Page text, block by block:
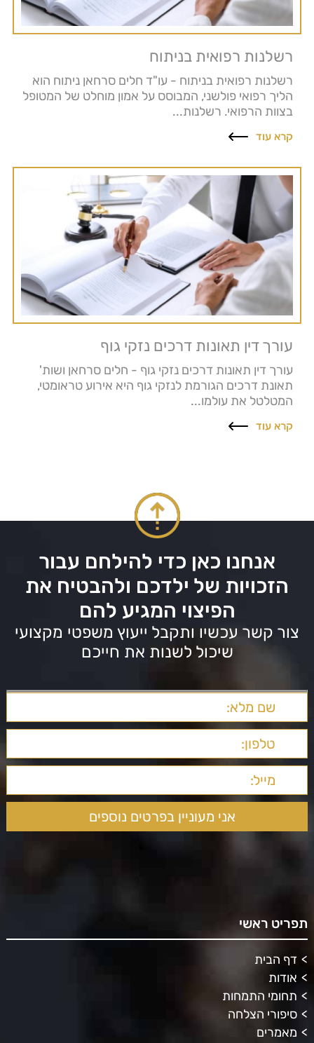
רשלנות רפואית בניתוח
רשלנות רפואית בניתוח - עו"ד חלים סרחאן ניתוח הוא
הליך רפואי פולשני, המבוסס על אמון מוחלט של המטופל
בצוות הרפואי. רשלנות...
קרא עוד
עורך דין תאונות דרכים נזקי גוף
עורך דין תאונות דרכים נזקי גוף - חלים סרחאן ושות'
תאונת דרכים הגורמת לנזקי גוף היא אירוע טראומטי,
המטלטל את עולמו...
קרא עוד
אנחנו כאן כדי להילחם עבור
הזכויות של ילדכם ולהבטיח את
הפיצוי המגיע להם
צור קשר עכשיו ותקבל ייעוץ משפטי מקצועי
שיכול לשנות את חייכם
תפריט ראשי
דף הבית
אודות
תחומי התמחות
סיפורי הצלחה
מאמרים